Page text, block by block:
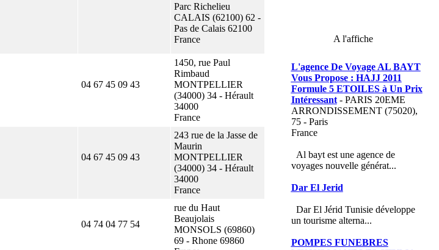
Parc Richelieu
CALAIS (62100) 62 -
Pas de Calais 62100
France
04 67 45 09 43
1450, rue Paul
Rimbaud
MONTPELLIER
(34000) 34 - Hérault
34000
France
04 67 45 09 43
243 rue de la Jasse de
Maurin
MONTPELLIER
(34000) 34 - Hérault
34000
France
04 74 04 77 54
rue du Haut
Beaujolais
MONSOLS (69860)
69 - Rhone 69860
A l'affiche
L'agence De Voyage AL BAYT
Vous Propose : HAJJ 2011
Formule 5 ETOILES à Un Prix
Intéressant- PARIS 20EME
ARRONDISSEMENT (75020),
75 - Paris
France
Al bayt est une agence de
voyages nouvelle générat...
Dar El Jerid
Dar El Jérid Tunisie développe
un tourisme alterna...
POMPES FUNEBRES